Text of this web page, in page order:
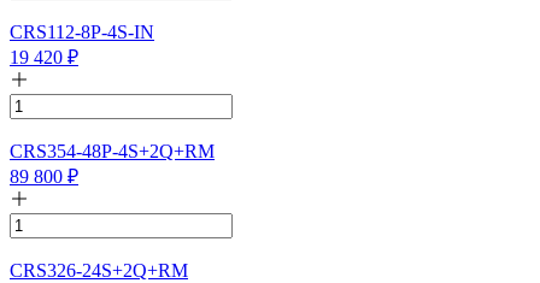
CRS112-8P-4S-IN
19 420 ₽
CRS354-48P-4S+2Q+RM
89 800 ₽
CRS326-24S+2Q+RM